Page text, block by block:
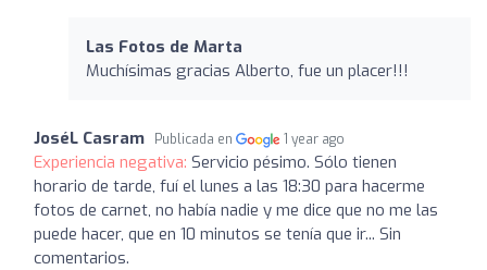
Las Fotos de Marta
Muchísimas gracias Alberto, fue un placer!!!
JoséL Casram Publicada en 1 year ago
Experiencia negativa: Servicio pésimo. Sólo tienen
horario de tarde, fuí el lunes a las 18:30 para hacerme
fotos de carnet, no había nadie y me dice que no me las
puede hacer, que en 10 minutos se tenía que ir... Sin
comentarios.